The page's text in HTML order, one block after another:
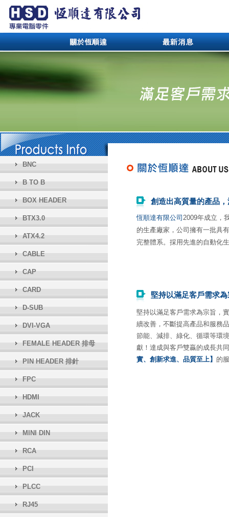
BNC
B TO B
BOX HEADER
BTX3.0
ATX4.2
CABLE
CAP
CARD
D-SUB
DVI-VGA
FEMALE HEADER 排母
PIN HEADER 排針
FPC
HDMI
JACK
MINI DIN
RCA
PCI
PLCC
RJ45
創造出高質量的產品
恆順達有限公司 2009年成立，
的生產廠家，公司擁有一批具
完整體系。採用先進的自動化
堅持以滿足客戶需求為
堅持以滿足客戶需求為宗旨，
續改善，不斷提高產品和服務
節能、減排、綠化、循環等環
獻！達成與客戶雙贏的成長共
實、創新求進、品質至上】 的